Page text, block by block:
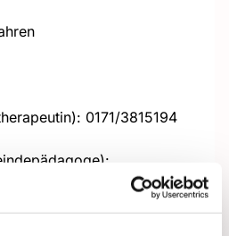
0171/3815194